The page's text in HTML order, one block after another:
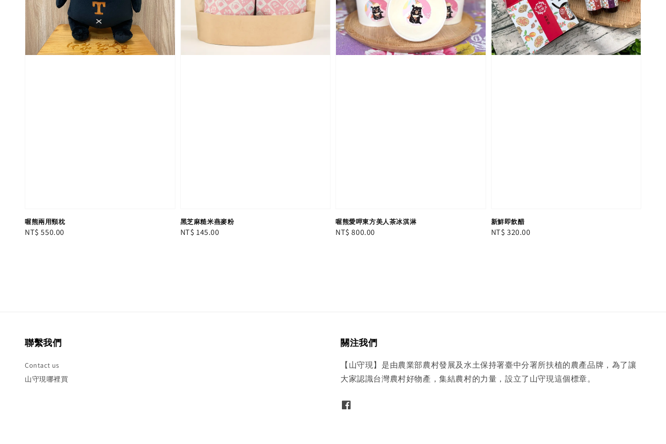
喔熊兩用頸枕
Regular
NT$ 550.00
黑芝麻糙米燕麥粉
Regular
NT$ 145.00
喔熊愛呷東方美人茶冰淇淋
Regular
NT$ 800.00
新鮮即飲醋
Regular
NT$ 320.00
聯繫我們
Contact us
山守現哪裡買
關注我們
【山守現】是由農業部農村發展及水土保持署臺中分署所扶植的農產品牌，為了讓
大家認識台灣農村好物產，集結農村的力量，設立了山守現這個標章。